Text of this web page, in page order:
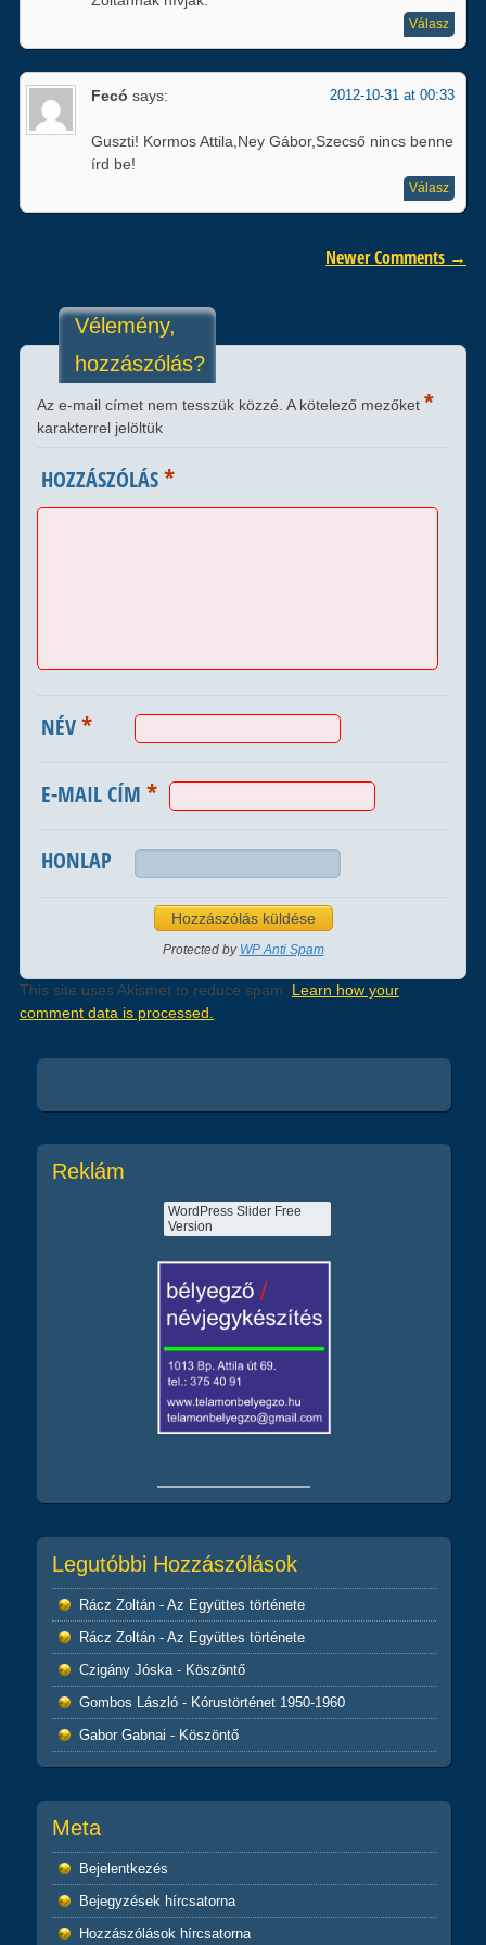
Válasz
Fecó says: 2012-10-31 at 00:33
Guszti! Kormos Attila,Ney Gábor,Szecső nincs benne
írd be!
Válasz
Comment navigationNewer Comments →
Vélemény,
hozzászólás?
Az e-mail címet nem tesszük közzé. A kötelező mezőket *
karakterrel jelöltük
HOZZÁSZÓLÁS*
NÉV*
E-MAIL CÍM *
HONLAP
Protected by WP Anti Spam
This site uses Akismet to reduce spam. Learn how your
comment data is processed.
Reklám
WordPress Slider Free
Version
Legutóbbi Hozzászólások
Rácz Zoltán- Az Együttes története
Rácz Zoltán- Az Együttes története
Czigány Jóska- Köszöntő
Gombos László- Kórustörténet 1950-1960
Gabor Gabnai - Köszöntő
Meta
Bejelentkezés
Bejegyzések hírcsatorna
Hozzászólások hírcsatorna